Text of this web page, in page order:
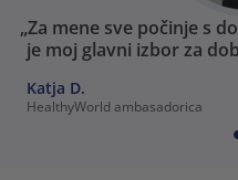
„Za mene sve počinje s
je moj glavni izbor za
Katja D.
HealthyWorld ambasadorica